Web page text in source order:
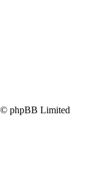
phpBB Limited